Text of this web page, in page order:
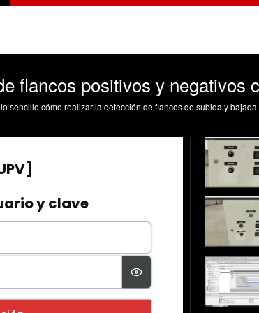
flancos positivos y negativos